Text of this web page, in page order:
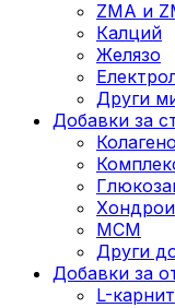
ZMA и
Калций
Желязо
Други
Добавки за
МСМ
Други
Добавки за
L-